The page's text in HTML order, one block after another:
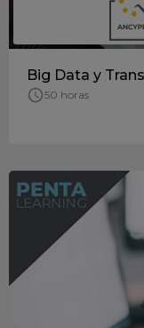
Big Data y
50 horas